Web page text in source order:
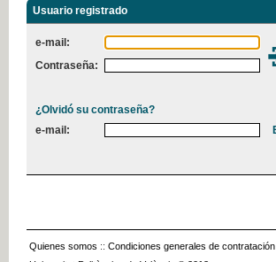
Usuario registrado
e-mail:
Contraseña:
¿Olvidó su contraseña?
e-mail:
Quienes somos :: Condiciones generales de contratación